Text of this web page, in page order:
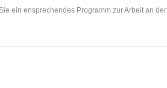
ein ensprechendes Programm zur Arbeit an der